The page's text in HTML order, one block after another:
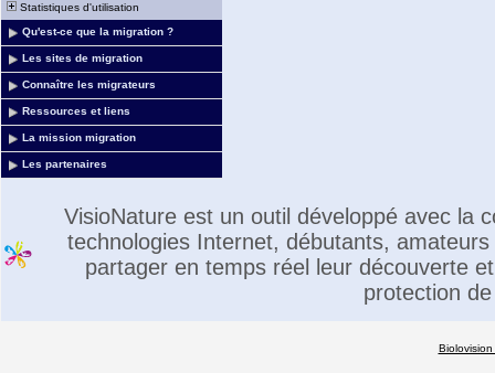
Statistiques d'utilisation
Qu'est-ce que la migration ?
Les sites de migration
Connaître les migrateurs
Ressources et liens
La mission migration
Les partenaires
VisioNature est un outil développé avec la
technologies Internet, débutants,
partager en temps réel leur découverte
protection
Biolovision